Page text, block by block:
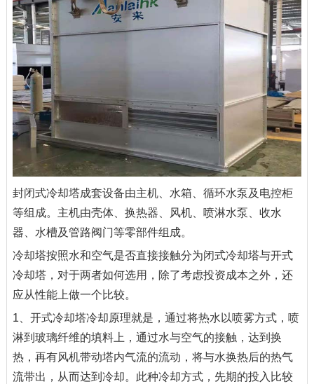
封闭式冷却塔成套设备由主机、水箱、循环水泵及电控柜
等组成。主机由壳体、换热器、风机、喷淋水泵、收水
器、水槽及管路阀门等零部件组成。
冷却塔按照水和空气是否直接接触分为闭式冷却塔与开式
冷却塔，对于两者如何选用，除了考虑投资成本之外，还
应从性能上做一个比较。
1、开式冷却塔冷却原理就是，通过将热水以喷雾方式，喷
淋到玻璃纤维的填料上，通过水与空气的接触，达到换
热，再有风机带动塔内气流的流动，将与水换热后的热气
流带出，从而达到冷却。此种冷却方式，先期的投入比较